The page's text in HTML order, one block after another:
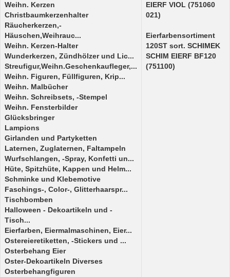
Weihn. Kerzen
Christbaumkerzenhalter
Räucherkerzen,-
Häuschen,Weihrauc...
Weihn. Kerzen-Halter
Wunderkerzen, Zündhölzer und Lic...
Streufigur,Weihn.Geschenkaufleger,...
Weihn. Figuren, Füllfiguren, Krip...
Weihn. Malbücher
Weihn. Schreibsets, -Stempel
Weihn. Fensterbilder
Glücksbringer
Lampions
Girlanden und Partyketten
Laternen, Zuglaternen, Faltampeln
Wurfschlangen, -Spray, Konfetti un...
Hüte, Spitzhüte, Kappen und Helm...
Schminke und Klebemotive
Faschings-, Color-, Glitterhaarspr...
Tischbomben
Halloween - Dekoartikeln und -
Tisch...
Eierfarben, Eiermalmaschinen, Eier...
Ostereieretiketten, -Stickers und ...
Osterbehang Eier
Oster-Dekoartikeln Diverses
Osterbehangfiguren
EIERF VIOL (751060
021)
Eierfarbensortiment
120ST sort. SCHIMEK
SCHIM EIERF BF120
(751100)